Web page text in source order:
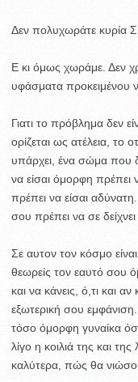
Δεν πολυχωράτε κυρία
Ε κι όμως χωράμε. Δεν
υφάσματα προκειμένου
Γιατι το πρόβλημα δεν
ορίζεται ως ατέλεια, το
υπάρχει, ένα σώμα που
να είσαι όμορφη πρέπει
πρέπει να είσαι
σου πρέπει να σε
Σε αυτον τον κόσμο
θεωρείς τον εαυτό σου
και να κάνεις, ό,τι και
εξωτερική σου
τόσο όμορφη γυναίκα
λίγο η κοιλιά της και
καλύτερα, πώς θα